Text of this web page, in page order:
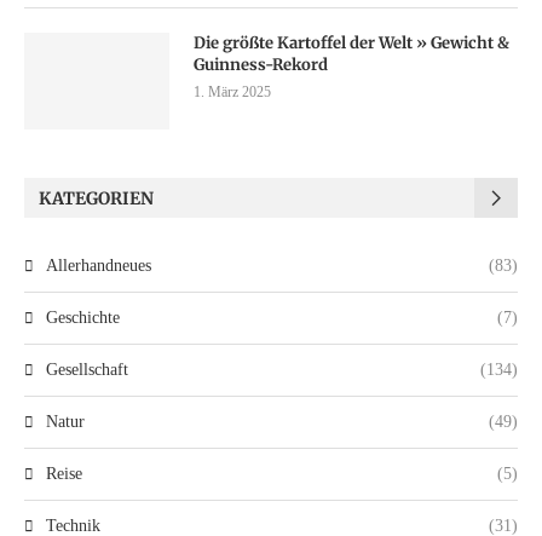
Die größte Kartoffel der Welt » Gewicht &
Guinness-Rekord
1. März 2025
KATEGORIEN
Allerhandneues (83)
Geschichte (7)
Gesellschaft (134)
Natur (49)
Reise (5)
Technik (31)